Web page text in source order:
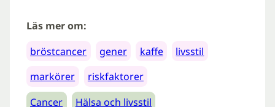
Läs mer om:
bröstcancer
gener kaffe
livsstil
markörer
riskfaktorer
Cancer
Hälsa och livsstil